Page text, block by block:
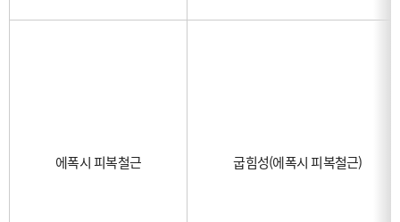
에폭시 피복철근 굽힘성(에폭시 피복철근)